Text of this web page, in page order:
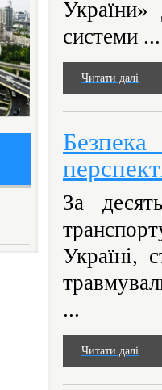
України»
системи ...
Читати далі
За
Україні,
...
Читати далі